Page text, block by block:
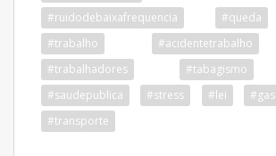
#ruidodebaixafrequencia
#queda
#trabalho
#acidentetrabalho
#trabalhadores
#tabagismo
#saudepublica
#stress #lei #gas
#transporte